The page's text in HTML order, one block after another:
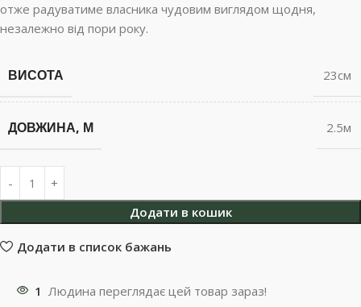
отже радуватиме власника чудовим виглядом щодня,
незалежно від пори року.
ВИСОТА 23см
ДОВЖИНА, М 2.5м
Додати в кошик
Додати в список бажань
1 Людина переглядає цей товар зараз!